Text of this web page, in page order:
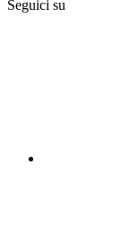
Seguici su